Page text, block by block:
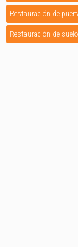
Restauración de
Restauración de